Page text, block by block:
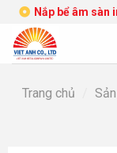
Skip
content
Nắp bể âm sàn
Trang chủ